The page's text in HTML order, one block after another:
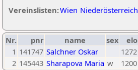
Vereinslisten:Wien Niederösterreich
Nr. pnr name sex elo
1 141747 Salchner Oskar 1272
2 145443 Sharapova Maria w 1200